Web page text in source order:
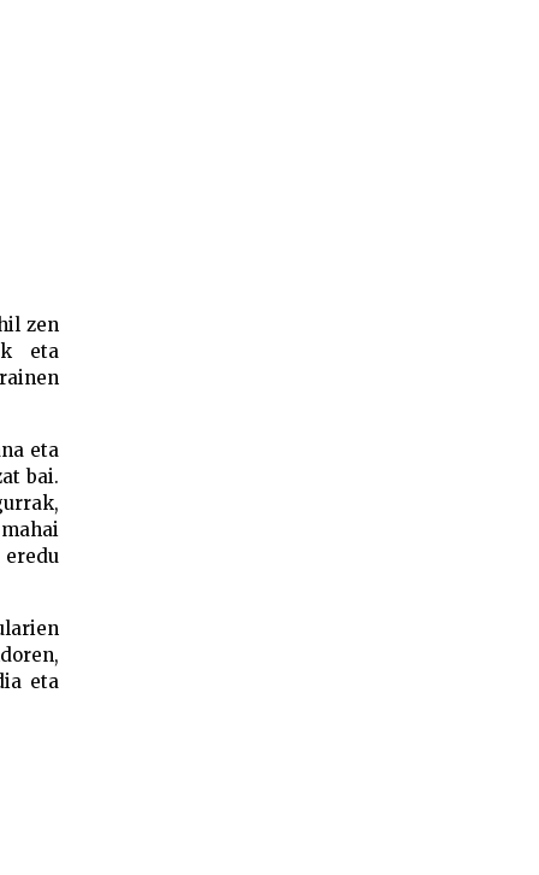
zen
eta
eta
bai.
eta